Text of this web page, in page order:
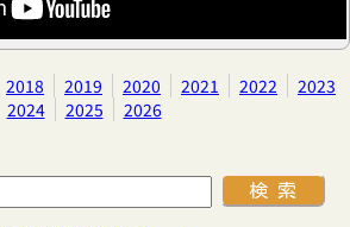
2018 2019 2020 2021 2022
2023
2024
2025 2026